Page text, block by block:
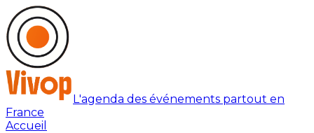
L'agenda des événements partout en
France
Accueil